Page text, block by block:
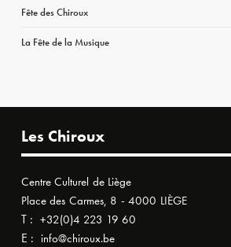
Fête des Chiroux
La Fête de la Musique
Les Chiroux
Centre Culturel de Liège
Place des Carmes, 8 - 4000 LIÈGE
T : +32(0)4 223 19 60
E : info@chiroux.be